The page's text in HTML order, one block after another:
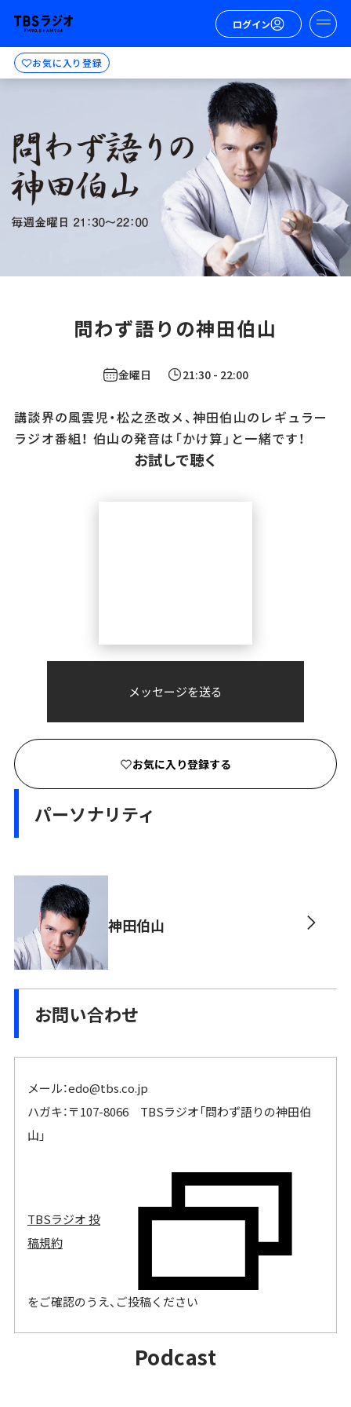
ログイン
お気に入り登録
問わず語りの神田伯山
金曜日 21:30 - 22:00
講談界の風雲児・松之丞改メ、神田伯山のレギュラー
ラジオ番組！ 伯山の発音は「かけ算」と一緒です！
お試しで聴く
メッセージを送る
お気に入り登録する
パーソナリティ
神田伯山
お問い合わせ
メール：edo@tbs.co.jp
ハガキ：〒107-8066 TBSラジオ「問わず語りの神田伯
山」
TBSラジオ 投
稿規約
をご確認のうえ、ご投稿ください
Podcast
PODCAST